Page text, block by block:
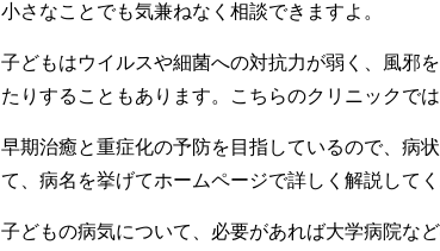
小さなことでも気兼ねなく相談できますよ。
子どもはウイルスや細菌への対抗力が弱く、風邪
たりすることもあります。こちらのクリニックで
早期治癒と重症化の予防を目指しているので、病
て、病名を挙げてホームページで詳しく解説して
子どもの病気について、必要があれば大学病院な